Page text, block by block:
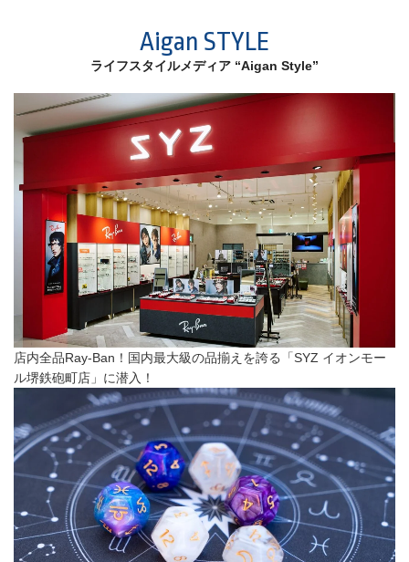
Aigan STYLE
ライフスタイルメディア “Aigan Style”
店内全品Ray-Ban！国内最大級の品揃えを誇る「SYZ イオンモー
ル堺鉄砲町店」に潜入！